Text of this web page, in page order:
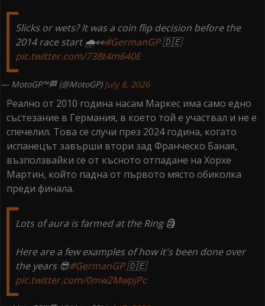
Slicks or wets? It was a coin flip decision before the
2014 race start 🌧️👀#GermanGP🇩🇪
pic.twitter.com/738t4m640E
— MotoGP™🏁 (@MotoGP) July 8, 2026
Реално от 2010 година насам Маркес има само едно
състезание в Германия, в което той е участвал и не е
спечелил. Това се случи през 2024 година, когато
испанецът завърши втори зад Франческо Баная,
възползвайки се от късното отпадане на Хорхе
Мартин, който падна от първото място обиколка
преди финала.
Lots of aura is farmed at the Ring 🗿
Here are a few examples of how it's been done over
the years 😎#GermanGP🇩🇪
pic.twitter.com/0mw2MwpjPc